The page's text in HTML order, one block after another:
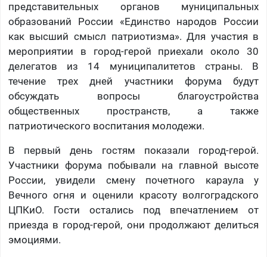
представительных органов муниципальных
образований России «Единство народов России
как высший смысл патриотизма». Для участия в
мероприятии в город-герой приехали около 30
делегатов из 14 муниципалитетов страны. В
течение трех дней участники форума будут
обсуждать вопросы благоустройства
общественных пространств, а также
патриотического воспитания молодежи.
В первый день гостям показали город-герой.
Участники форума побывали на главной высоте
России, увидели смену почетного караула у
Вечного огня и оценили красоту волгоградского
ЦПКиО. Гости остались под впечатлением от
приезда в город-герой, они продолжают делиться
эмоциями.